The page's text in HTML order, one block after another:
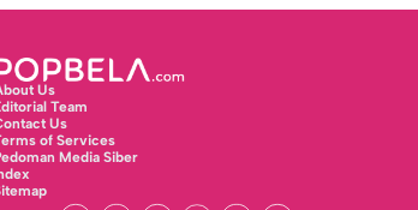
Us
Team
Us
of Services
Media Siber